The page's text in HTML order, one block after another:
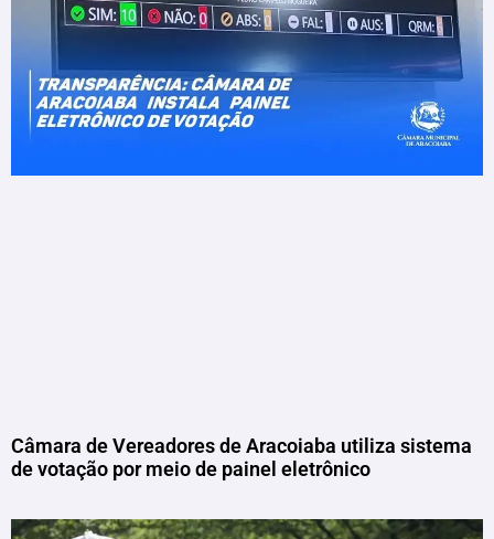
Câmara de Vereadores de Aracoiaba utiliza sistema
de votação por meio de painel eletrônico